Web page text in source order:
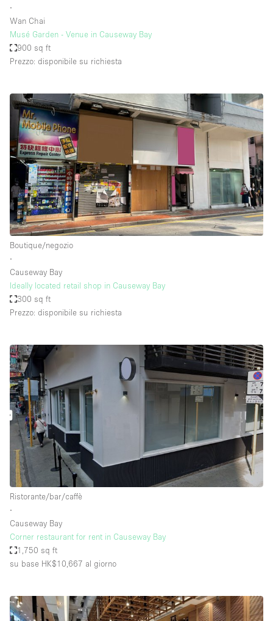
∙
Wan Chai
Musé Garden - Venue in Causeway Bay
900 sq ft
Prezzo: disponibile su richiesta
Boutique/negozio
∙
Causeway Bay
Ideally located retail shop in Causeway Bay
300 sq ft
Prezzo: disponibile su richiesta
Ristorante/bar/caffè
∙
Causeway Bay
Corner restaurant for rent in Causeway Bay
1,750 sq ft
su base HK$10,667 al giorno